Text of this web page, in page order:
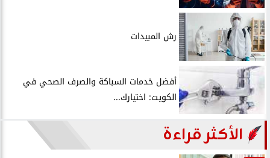
رش المبيدات
أفضل خدمات السباكة والصرف الصحي في
الكويت: اختيارك...
الأكثر قراءة